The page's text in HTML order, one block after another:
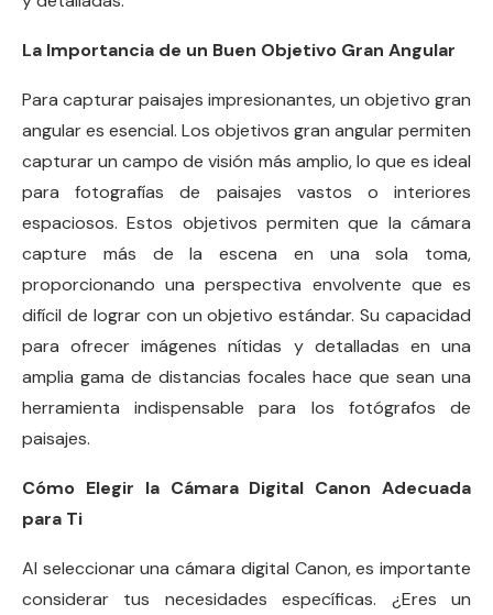
La Importancia de un Buen Objetivo Gran Angular
Para capturar paisajes impresionantes, un objetivo gran
angular es esencial. Los objetivos gran angular permiten
capturar un campo de visión más amplio, lo que es ideal
para fotografías de paisajes vastos o interiores
espaciosos. Estos objetivos permiten que la cámara
capture más de la escena en una sola toma,
proporcionando una perspectiva envolvente que es
difícil de lograr con un objetivo estándar. Su capacidad
para ofrecer imágenes nítidas y detalladas en una
amplia gama de distancias focales hace que sean una
herramienta indispensable para los fotógrafos de
paisajes.
Cómo Elegir la Cámara Digital Canon Adecuada
para Ti
Al seleccionar una cámara digital Canon, es importante
considerar tus necesidades específicas. ¿Eres un